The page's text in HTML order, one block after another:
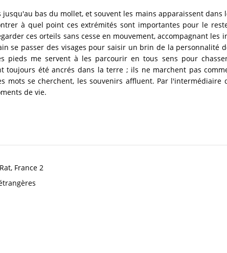
jusqu'au bas du mollet, et souvent les mains apparaissent
à quel point ces extrémités sont importantes pour le
ces orteils sans cesse en mouvement, accompagnant
se passer des visages pour saisir un brin de la personnalité
pieds me servent à les parcourir en tous sens pour
toujours été ancrés dans la terre ; ils ne marchent pas
mots se cherchent, les souvenirs affluent. Par l'intermédiaire
de vie.
France 2